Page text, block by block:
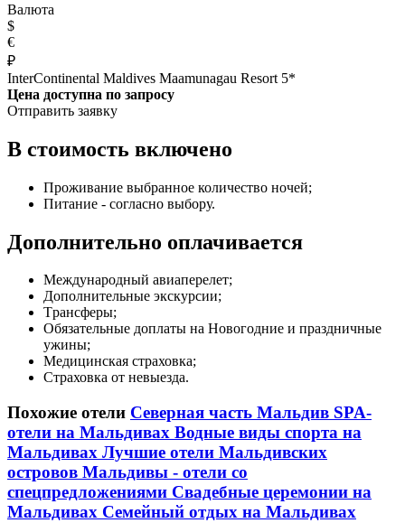
Валюта
$
€
₽
InterContinental Maldives Maamunagau Resort 5*
Цена доступна по запросу
Отправить заявку
В стоимость включено
Проживание выбранное количество ночей;
Питание - согласно выбору.
Дополнительно оплачивается
Международный авиаперелет;
Дополнительные экскурсии;
Трансферы;
Обязательные доплаты на Новогодние и праздничные
ужины;
Медицинская страховка;
Страховка от невыезда.
Похожие отели Северная часть Мальдив SPA-
отели на Мальдивах Водные виды спорта на
Мальдивах Лучшие отели Мальдивских
островов Мальдивы - отели со
спецпредложениями Свадебные церемонии на
Мальдивах Семейный отдых на Мальдивах